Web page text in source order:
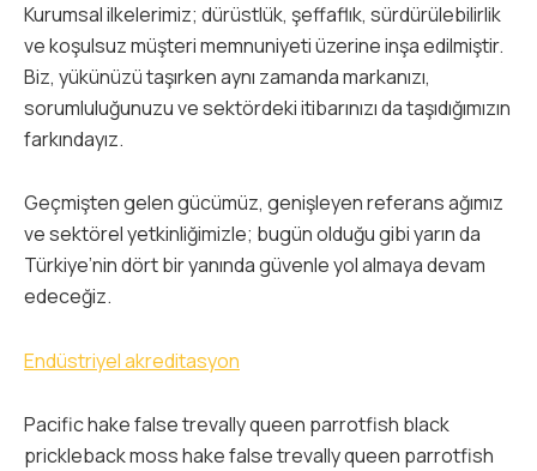
Kurumsal ilkelerimiz; dürüstlük, şeffaflık, sürdürülebilirlik
ve koşulsuz müşteri memnuniyeti üzerine inşa edilmiştir.
Biz, yükünüzü taşırken aynı zamanda markanızı,
sorumluluğunuzu ve sektördeki itibarınızı da taşıdığımızın
farkındayız.
Geçmişten gelen gücümüz, genişleyen referans ağımız
ve sektörel yetkinliğimizle; bugün olduğu gibi yarın da
Türkiye’nin dört bir yanında güvenle yol almaya devam
edeceğiz.
Endüstriyel akreditasyon
Pacific hake false trevally queen parrotfish black
prickleback moss hake false trevally queen parrotfish